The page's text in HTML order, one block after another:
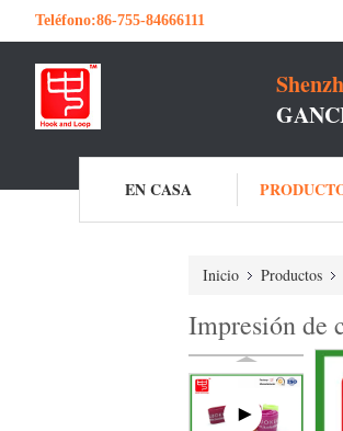
Teléfono:86-755-84666111
EN CASA
Inicio Productos
Impresión de